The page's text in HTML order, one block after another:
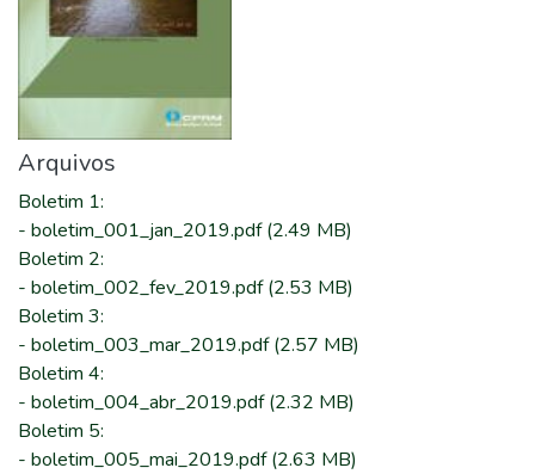
Arquivos
Boletim 1:
- boletim_001_jan_2019.pdf(2.49 MB)
Boletim 2:
- boletim_002_fev_2019.pdf(2.53 MB)
Boletim 3:
- boletim_003_mar_2019.pdf(2.57 MB)
Boletim 4:
- boletim_004_abr_2019.pdf(2.32 MB)
Boletim 5:
- boletim_005_mai_2019.pdf(2.63 MB)